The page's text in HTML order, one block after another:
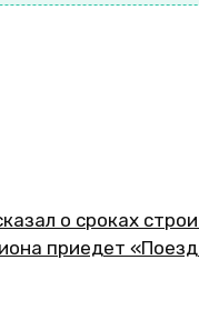
о сроках
приедет